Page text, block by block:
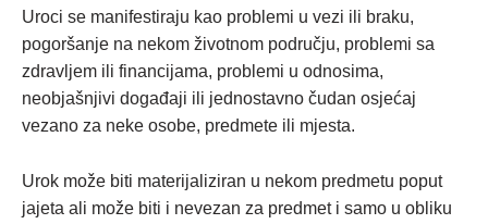
Uroci se manifestiraju kao problemi u vezi ili braku,
pogoršanje na nekom životnom području, problemi sa
zdravljem ili financijama, problemi u odnosima,
neobjašnjivi događaji ili jednostavno čudan osjećaj
vezano za neke osobe, predmete ili mjesta.
Urok može biti materijaliziran u nekom predmetu poput
jajeta ali može biti i nevezan za predmet i samo u obliku